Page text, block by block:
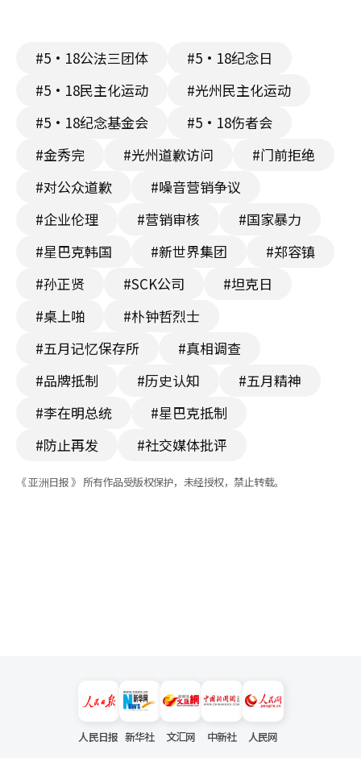
#5·18公法三团体
#5·18纪念日
#5·18民主化运动
#光州民主化运动
#5·18纪念基金会
#5·18伤者会
#金秀完
#光州道歉访问
#门前拒绝
#对公众道歉
#噪音营销争议
#企业伦理
#营销审核
#国家暴力
#星巴克韩国
#新世界集团
#郑容镇
#孙正贤
#SCK公司
#坦克日
#桌上啪
#朴钟哲烈士
#五月记忆保存所
#真相调查
#品牌抵制
#历史认知
#五月精神
#李在明总统
#星巴克抵制
#防止再发
#社交媒体批评
《 亚洲日报 》 所有作品受版权保护，未经授权，禁止转载。
人民日报 新华社 文汇网 中新社 人民网